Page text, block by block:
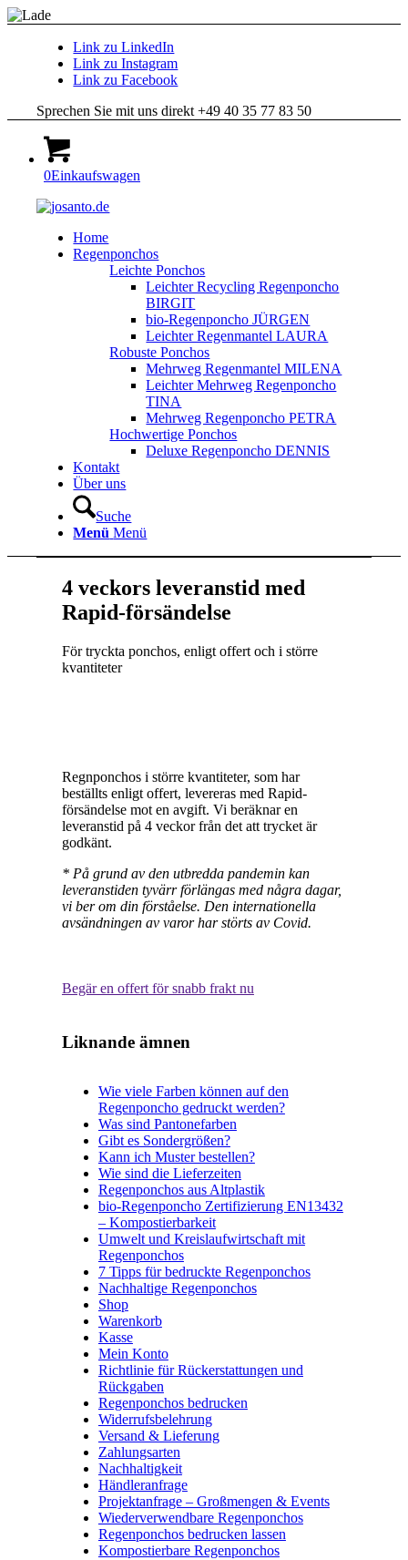
Link zu LinkedIn
Link zu Instagram
Link zu Facebook
Sprechen Sie mit uns direkt +49 40 35 77 83 50
0Einkaufswagen
Home
Regenponchos
Leichte Ponchos
Leichter Recycling Regenponcho
BIRGIT
bio-Regenponcho JÜRGEN
Leichter Regenmantel LAURA
Robuste Ponchos
Mehrweg Regenmantel MILENA
Leichter Mehrweg Regenponcho
TINA
Mehrweg Regenponcho PETRA
Hochwertige Ponchos
Deluxe Regenponcho DENNIS
Kontakt
Über uns
Suche
Menü Menü
4 veckors leveranstid med
Rapid-försändelse
För tryckta ponchos, enligt offert och i större
kvantiteter
Regnponchos i större kvantiteter, som har
beställts enligt offert, levereras med Rapid-
försändelse mot en avgift. Vi beräknar en
leveranstid på 4 veckor från det att trycket är
godkänt.
* På grund av den utbredda pandemin kan
leveranstiden tyvärr förlängas med några dagar,
vi ber om din förståelse. Den internationella
avsändningen av varor har störts av Covid.
Begär en offert för snabb frakt nu
Liknande ämnen
Wie viele Farben können auf den
Regenponcho gedruckt werden?
Was sind Pantonefarben
Gibt es Sondergrößen?
Kann ich Muster bestellen?
Wie sind die Lieferzeiten
Regenponchos aus Altplastik
bio-Regenponcho Zertifizierung EN13432
– Kompostierbarkeit
Umwelt und Kreislaufwirtschaft mit
Regenponchos
7 Tipps für bedruckte Regenponchos
Nachhaltige Regenponchos
Shop
Warenkorb
Kasse
Mein Konto
Richtlinie für Rückerstattungen und
Rückgaben
Regenponchos bedrucken
Widerrufsbelehrung
Versand & Lieferung
Zahlungsarten
Nachhaltigkeit
Händleranfrage
Projektanfrage – Großmengen & Events
Wiederverwendbare Regenponchos
Regenponchos bedrucken lassen
Kompostierbare Regenponchos